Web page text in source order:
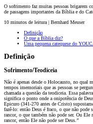
O sofrimento faz muitas pessoas brigarem
de passagens importantes da Bíblia e do
10 minutos de leitura | Bernhard Meuser
Definição
O que a Bíblia diz?
Uma pequena catequese do
Definição
Sofrimento/Teodiceia
Não é apenas desde o Holocausto, no qual
tempos imemoriais que as pessoas se
chamada a questão da teodiceia. Essa
significa o ponto onde a onipotência de
Epicuro (341-270 antes de Cristo)
fazê-lo: então Deus é fraco, o que não pode
rancor, o que também não pode ser. Ou Ele
rancor, então Ele não pode ser Deus.”